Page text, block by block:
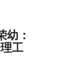
幼：
工